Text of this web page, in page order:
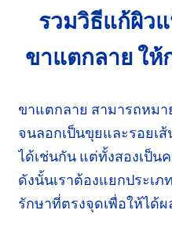
รวมวิธีแก้ผิว
ขาแตกลาย ให้
ขาแตกลาย สามารถหม
จนลอกเป็นขุยและรอยเ
ได้เช่นกัน แต่ทั้งสองเป็น
ดังนั้นเราต้องแยกประเ
รักษาที่ตรงจุดเพื่อให้ได้